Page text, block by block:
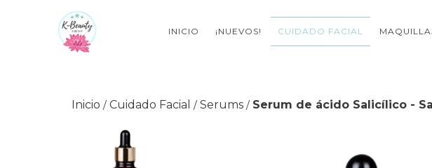
INICIO ¡NUEVOS! CUIDADO FACIAL
Inicio / Cuidado Facial / Serums / Serum de ácido Salicílico -